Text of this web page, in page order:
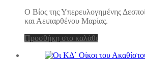
Ο Βίος της Υπερευλογημένης
και Αειπαρθένου Μαρίας.
Προσθήκη στο καλάθι